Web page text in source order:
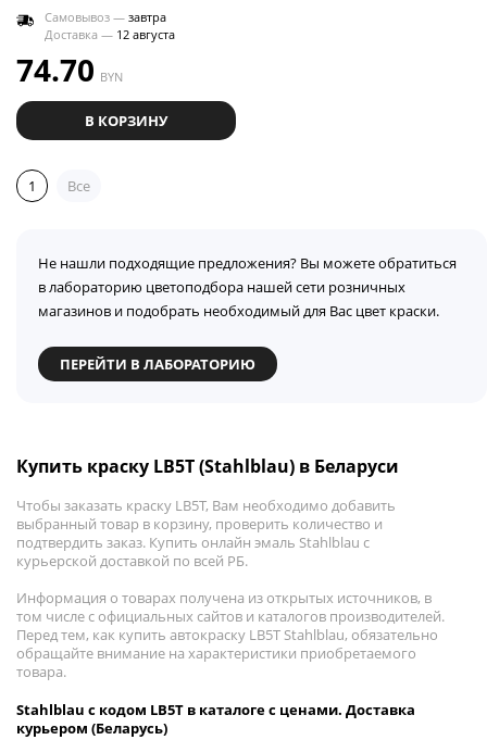
Самовывоз — завтра
Доставка — 12 августа
74.70 BYN
В КОРЗИНУ
1 Все
Не нашли подходящие предложения? Вы можете обратиться
в лабораторию цветоподбора нашей сети розничных
магазинов и подобрать необходимый для Вас цвет краски.
ПЕРЕЙТИ В ЛАБОРАТОРИЮ
Купить краску LB5T (Stahlblau) в Беларуси
Чтобы заказать краску LB5T, Вам необходимо добавить
выбранный товар в корзину, проверить количество и
подтвердить заказ. Купить онлайн эмаль Stahlblau с
курьерской доставкой по всей РБ.
Информация о товарах получена из открытых источников, в
том числе с официальных сайтов и каталогов производителей.
Перед тем, как купить автокраску LB5T Stahlblau, обязательно
обращайте внимание на характеристики приобретаемого
товара.
Stahlblau с кодом LB5T в каталоге с ценами. Доставка
курьером (Беларусь)